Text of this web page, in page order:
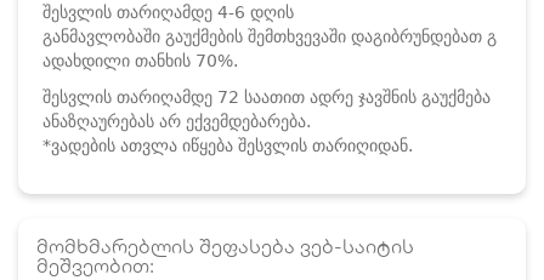
შესვლის თარიღამდე 4-6 დღის
განმავლობაში გაუქმების შემთხვევაში დაგიბრუნდებათ გ
ადახდილი თანხის 70%.
შესვლის თარიღამდე 72 საათით ადრე ჯავშნის გაუქმება
ანაზღაურებას არ ექვემდებარება.
*ვადების ათვლა იწყება შესვლის თარიღიდან.
მომხმარებლის შეფასება ვებ-საიტის
მეშვეობით: